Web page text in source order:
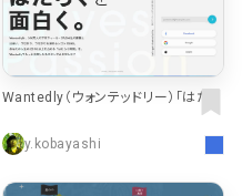
Wantedly（ウォンテッドリー）「はたら
y.kobayashi